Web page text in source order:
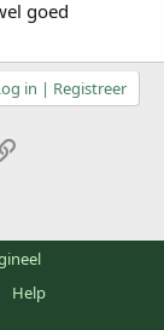
goed
in | Registreer
Help